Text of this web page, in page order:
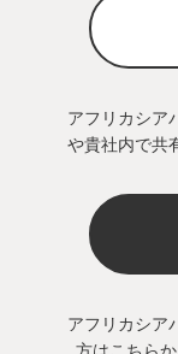
アフリカシア
や貴社内で共
アフリカシア